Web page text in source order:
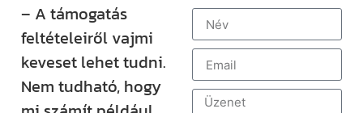
– A támogatás
feltételeiről vajmi
keveset lehet tudni.
Nem tudható, hogy